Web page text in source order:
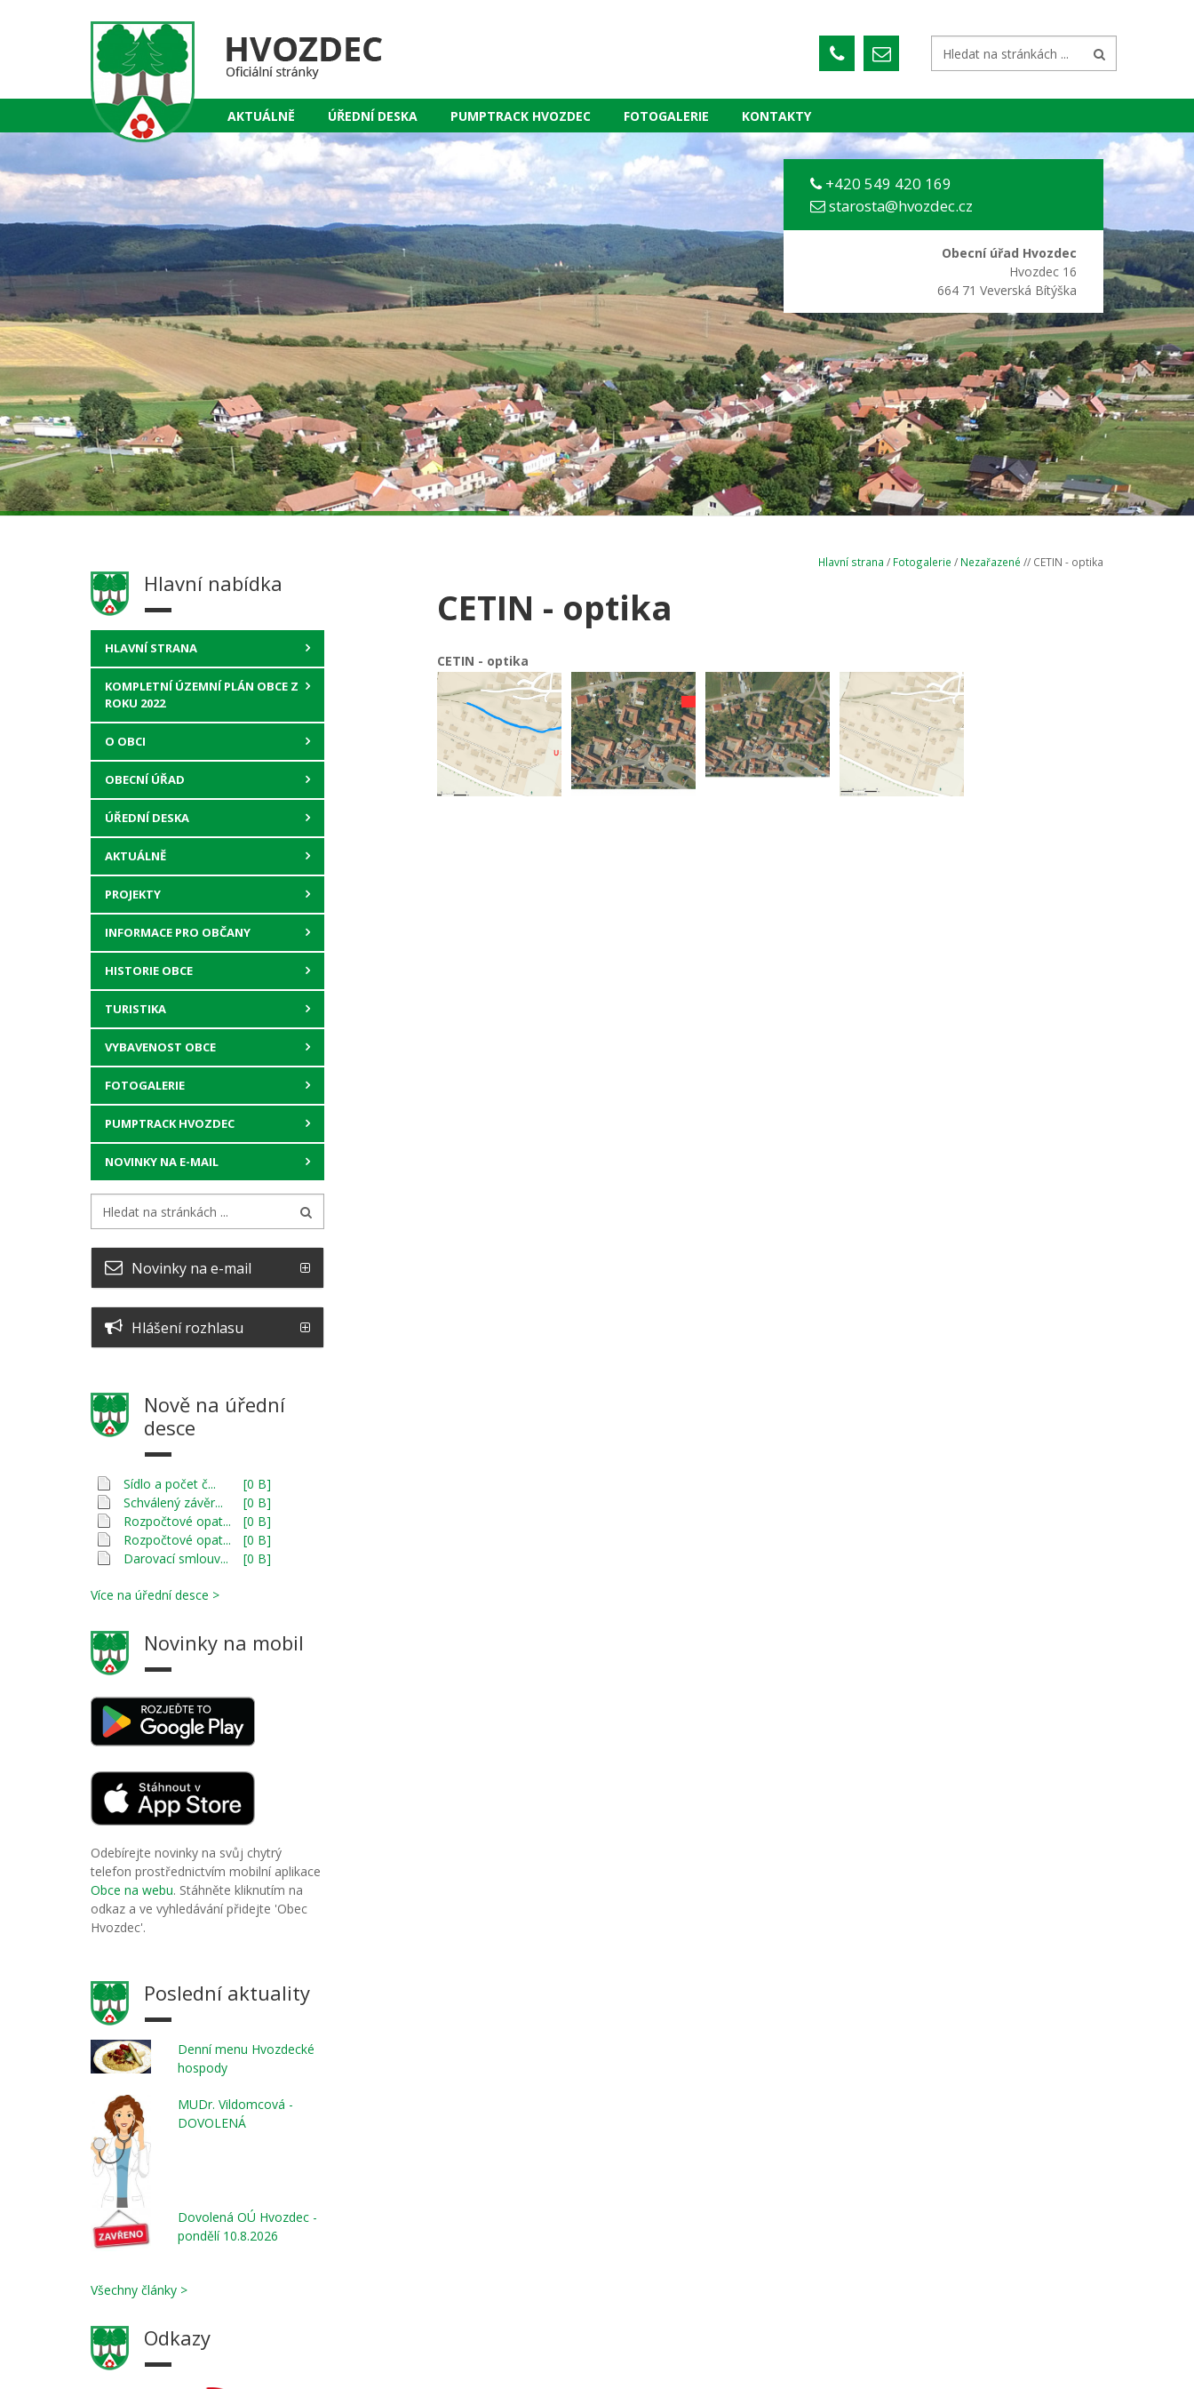
AKTUÁLNĚ ÚŘEDNÍ DESKA PUMPTRACK HVOZDEC FOTOGALERIE KONTAKTY
+420 549 420 169
starosta@hvozdec.cz
Obecní úřad Hvozdec
Hvozdec 16
664 71 Veverská Bítýška
Hlavní nabídka
HLAVNÍ STRANA
KOMPLETNÍ ÚZEMNÍ PLÁN OBCE Z
ROKU 2022
O OBCI
OBECNÍ ÚŘAD
ÚŘEDNÍ DESKA
AKTUÁLNĚ
PROJEKTY
INFORMACE PRO OBČANY
HISTORIE OBCE
TURISTIKA
VYBAVENOST OBCE
FOTOGALERIE
PUMPTRACK HVOZDEC
NOVINKY NA E-MAIL
Novinky na e-mail
Hlášení rozhlasu
Nově na úřední
desce
Sídlo a počet č...
[0 B]
Schválený závěr...
[0 B]
Rozpočtové opat...
[0 B]
Rozpočtové opat...
[0 B]
Darovací smlouv...
[0 B]
Více na úřední desce >
Novinky na mobil
Odebírejte novinky na svůj chytrý
telefon prostřednictvím mobilní aplikace
Obce na webu. Stáhněte kliknutím na
odkaz a ve vyhledávání přidejte 'Obec
Hvozdec'.
Poslední aktuality
Denní menu Hvozdecké
hospody
MUDr. Vildomcová -
DOVOLENÁ
Dovolená OÚ Hvozdec -
pondělí 10.8.2026
Všechny články >
Odkazy
Hlavní strana / Fotogalerie / Nezařazené // CETIN - optika
CETIN - optika
CETIN - optika